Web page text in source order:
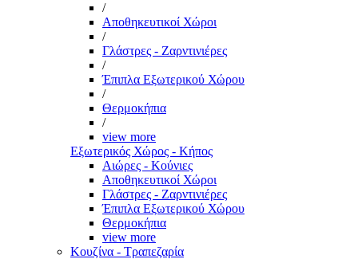
/
Αποθηκευτικοί Χώροι
/
Γλάστρες - Ζαρντινιέρες
/
Έπιπλα Εξωτερικού Χώρου
/
Θερμοκήπια
/
view more
Εξωτερικός Χώρος - Κήπος
Αιώρες - Κούνιες
Αποθηκευτικοί Χώροι
Γλάστρες - Ζαρντινιέρες
Έπιπλα Εξωτερικού Χώρου
Θερμοκήπια
view more
Κουζίνα - Τραπεζαρία